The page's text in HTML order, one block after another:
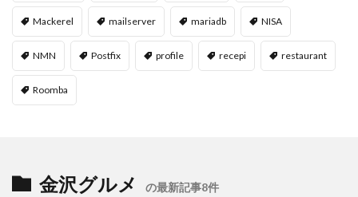
Mackerel mailserver mariadb NISA
NMN Postfix profile recepi restaurant
Roomba
金沢グルメ の最新記事8件